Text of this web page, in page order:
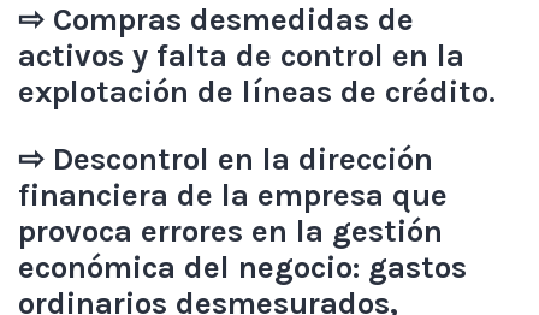
⇨ Compras desmedidas de
activos y falta de control en la
explotación de líneas de crédito.
⇨ Descontrol en la dirección
financiera de la empresa que
provoca errores en la gestión
económica del negocio: gastos
ordinarios desmesurados,